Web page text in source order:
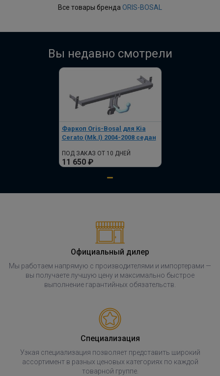
Все товары бренда ORIS-BOSAL
Вы недавно смотрели
Фаркоп Oris-Bosal для Kia
Cerato (Mk.I) 2004-2008 седан
ПОД ЗАКАЗ ОТ 10 ДНЕЙ
11 650 ₽
Официальный дилер
Мы работаем напрямую с производителями и импортерами —
вы получаете лучшую цену и максимально быстрое
выполнение гарантийных обязательств.
Специализация
Узкая специализация позволяет представить широкий
ассортимент в разных ценовых категориях по каждой
товарной группе.